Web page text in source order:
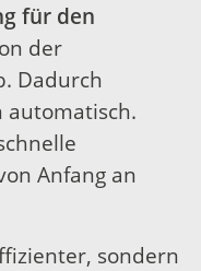
für den
der
Dadurch
automatisch.
Anfang an
sondern